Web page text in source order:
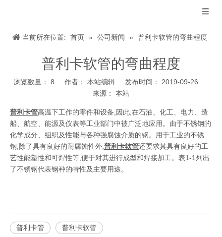
当前所在位置: 首页 » 公司新闻 » 普利卡软管的弯曲程度
普利卡软管的弯曲程度
浏览数量： 8 作者： 本站编辑 发布时间： 2019-09-26
来源： 本站
["wechat","weibo","qzone","douban","email"]
普利卡管高温下工作的零件和设备,因此,在石油、化工、电力、造
船、航空、能源及仪表等工业部门中被广泛地应用。由于不锈钢的
化学成分、组织及性能与各种强腐蚀介质的钢。用于工业的不锈
钢,除了具有良好的耐腐蚀性外, 普利卡软管还要求其具有良好的工
艺性能塑性和可焊性等,便于对其进行成型和焊接加工。表1-1列出
了不锈钢代表钢种的特性及主要用途。
普利卡管 普利卡软管